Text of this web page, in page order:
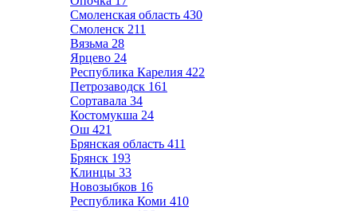
Смоленская область 430
Смоленск 211
Вязьма 28
Ярцево 24
Республика Карелия 422
Петрозаводск 161
Сортавала 34
Костомукша 24
Ош 421
Брянская область 411
Брянск 193
Клинцы 33
Новозыбков 16
Республика Коми 410